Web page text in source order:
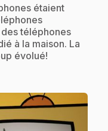
étaient
téléphones
à la maison. La
évolué!